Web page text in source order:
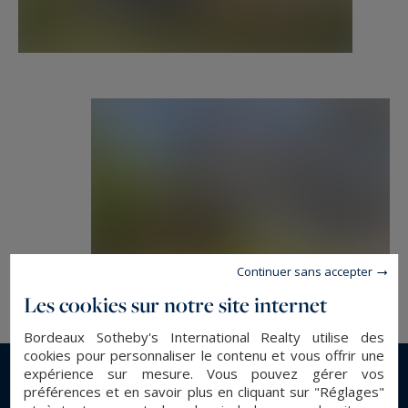
commerces, une villa clé en main, ainsi qu’un
propriétés de luxe, Bassin d’Arcachon, du Cap
jeanalain.nebout@capferretpylasothebysrealty.com
Les informations sur les risques auxquels ce
En savoir plus...
Les cookies sur notre site internet
Bordeaux Sotheby's International Realty utilise des
cookies pour personnaliser le contenu et vous offrir une
expérience sur mesure. Vous pouvez gérer vos
préférences et en savoir plus en cliquant sur "Réglages"
Continuer sans accepter